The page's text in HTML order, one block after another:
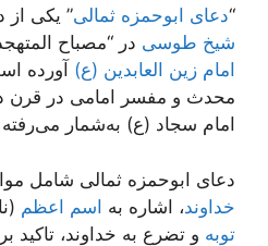
“دعای ابوحمزه ثمالی” یکی
شیخ طوسی در “مصباح
امام زین العابدین (ع) آورده
محدث و مفسر امامی در قرن
امام سجاد (ع) به‌شمار
دعای ابوحمزه ثمالی شامل
خداوند، اشاره به اسم اعظم
توبه و تضرع به خداوند، تاکید